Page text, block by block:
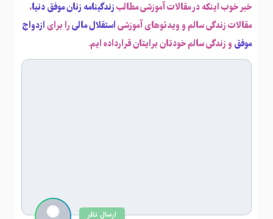
خبر خوب اینکه در مقالات آموزشی مطالبزندگینامه زنان موفق دنیا،
مقالات زندگی سالم و ویدئوهای آموزشیاستقلال مالیرا برایازدواج
موفق و زندگی سالم خودتان برایتان قرارداده ایم.
ارسال نظر